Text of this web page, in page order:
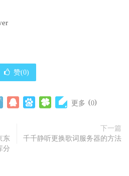
赞(0)
更多 (0)
东
分
下一篇
千千静听更换歌词服务器的方法